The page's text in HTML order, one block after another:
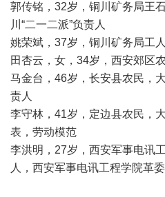
郭传铭，32岁，铜川矿务局王
川“二一二派”负责人
姚荣斌，37岁，铜川矿务局工
田杏云，女，34岁，西安郊区
马金台，46岁，长安县农民，
责人
李守林，41岁，定边县农民，
表，劳动模范
李洪明，27岁，西安军事电讯
人，西安军事电讯工程学院革